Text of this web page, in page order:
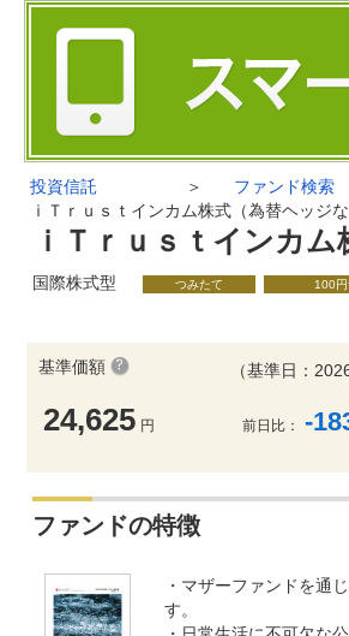
投資信託 ＞ ファンド検索
ｉＴｒｕｓｔインカム株式（為替ヘッジな
ｉＴｒｕｓｔインカ
国際株式型 つみたて 100
基準価額
24,625 円
（基準日：
前日比： -
ファンドの特徴
・マザーファンドを通
す。